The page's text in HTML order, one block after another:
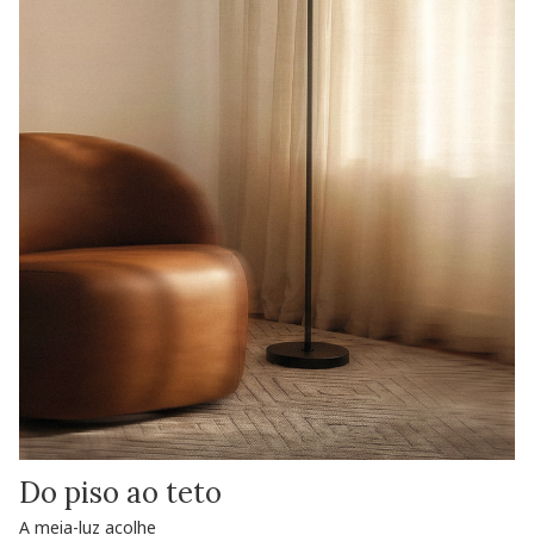
Do piso ao teto
A meia-luz acolhe